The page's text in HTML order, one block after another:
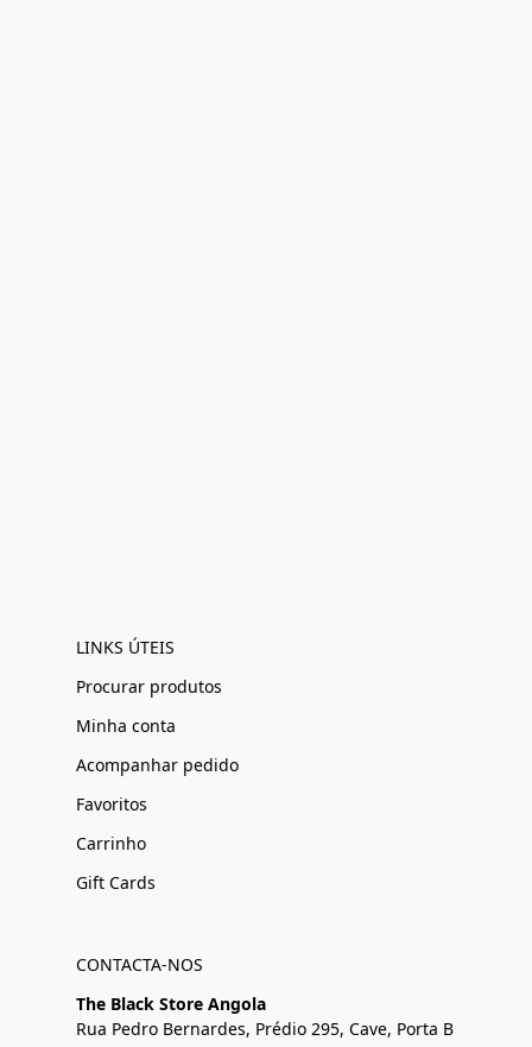
LINKS ÚTEIS
Procurar produtos
Minha conta
Acompanhar pedido
Favoritos
Carrinho
Gift Cards
CONTACTA-NOS
The Black Store Angola
Rua Pedro Bernardes, Prédio 295, Cave, Porta B